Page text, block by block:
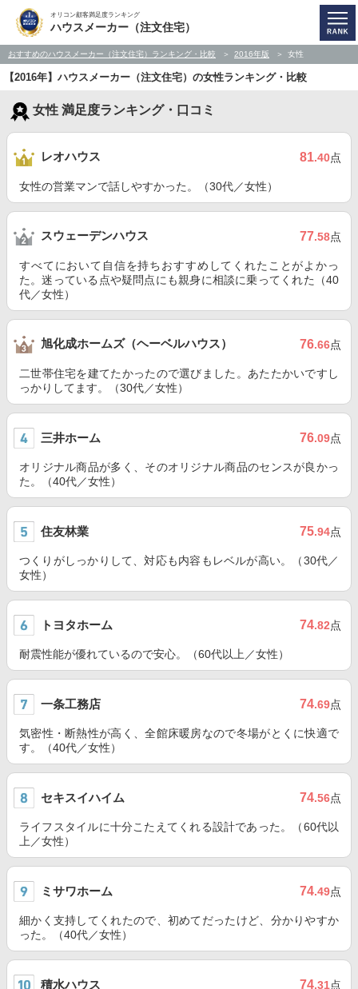
オリコン顧客満足度ランキング
ハウスメーカー（注文住宅）
おすすめのハウスメーカー（注文住宅）ランキング・比較 2016年版 女性
【2016年】ハウスメーカー（注文住宅）の女性ランキング・比較
女性 満足度ランキング・口コミ
レオハウス 81.40点
女性の営業マンで話しやすかった。（30代／女性）
スウェーデンハウス 77.58点
すべてにおいて自信を持ちおすすめしてくれたことがよかっ
た。迷っている点や疑問点にも親身に相談に乗ってくれた（40
代／女性）
旭化成ホームズ（ヘーベルハウス） 76.66点
二世帯住宅を建てたかったので選びました。あたたかいですし
っかりしてます。（30代／女性）
三井ホーム 76.09点
オリジナル商品が多く、そのオリジナル商品のセンスが良かっ
た。（40代／女性）
住友林業 75.94点
つくりがしっかりして、対応も内容もレベルが高い。（30代／
女性）
トヨタホーム 74.82点
耐震性能が優れているので安心。（60代以上／女性）
一条工務店 74.69点
気密性・断熱性が高く、全館床暖房なので冬場がとくに快適で
す。（40代／女性）
セキスイハイム 74.56点
ライフスタイルに十分こたえてくれる設計であった。（60代以
上／女性）
ミサワホーム 74.49点
細かく支持してくれたので、初めてだったけど、分かりやすか
った。（40代／女性）
積水ハウス 74.31点